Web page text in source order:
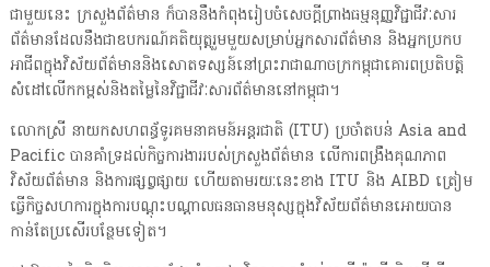
ជាមួយនេះ ក្រសួងព័ត៌មាន ក៏បាននឹងកំពុងរៀបចំសេចក្តីព្រាងធម្មនុញ្ញវិជ្ជាជីវៈសារ
ព័ត៌មានដែលនឹងជាឧបករណ៍គតិយុត្តរួមមួយសម្រាប់អ្នកសារព័ត៌មាន និងអ្នកប្រកប
អាជីពក្នុងវិស័យព័ត៌មាននិងសោតទស្សន៍នៅព្រះរាជាណាចក្រកម្ពុជាគោរពប្រតិបត្តិ
សំដៅលើកកម្ពស់និងតម្លៃនៃវិជ្ជាជីវៈសារព័ត៌មាននៅកម្ពុជា។
លោកស្រី នាយកសហពន្ធ័ទូរគមនាគមន៍អន្តរជាតិ (ITU) ប្រចាំតបន់ Asia and
Pacific បានគាំទ្រដល់កិច្ចការងាររបស់ក្រសួងព័ត៌មាន លើការពង្រឹងគុណភាព
វិស័យព័ត៌មាន និងការផ្សព្វផ្សាយ ហើយតាមរយៈនេះខាង ITU និង AIBD ត្រៀម
ធ្វើកិច្ចសហការក្នុងការបណ្តុះបណ្តាលធនធានមនុស្សក្នុងវិស័យព័ត៌មានអោយបាន
កាន់តែប្រសើរបន្ថែមទៀត។